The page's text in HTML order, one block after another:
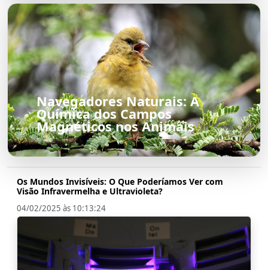
Navegadores Naturais: A
Química dos Campos
Magnéticos nos Animais
Os Mundos Invisíveis: O Que Poderíamos Ver com
Visão Infravermelha e Ultravioleta?
04/02/2025 às 10:13:24